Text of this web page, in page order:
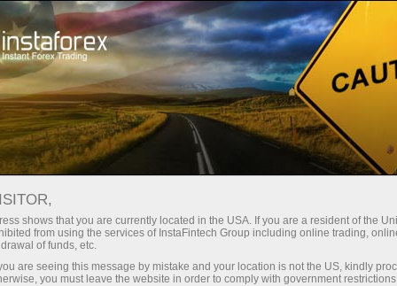
Campagnes Concours
Miss InstaForex
Concours de beauté Miss Insta Asie 2012
CONCOURS DE BEAUTÉ
MISS INSTA ASIE 2012
shows that you are currently located in the USA. If you are a resident of the
from using the services of InstaFintech Group including online trading,
of funds, etc.
are seeing this message by mistake and your location is not the US, kindly
you must leave the website in order to comply with government